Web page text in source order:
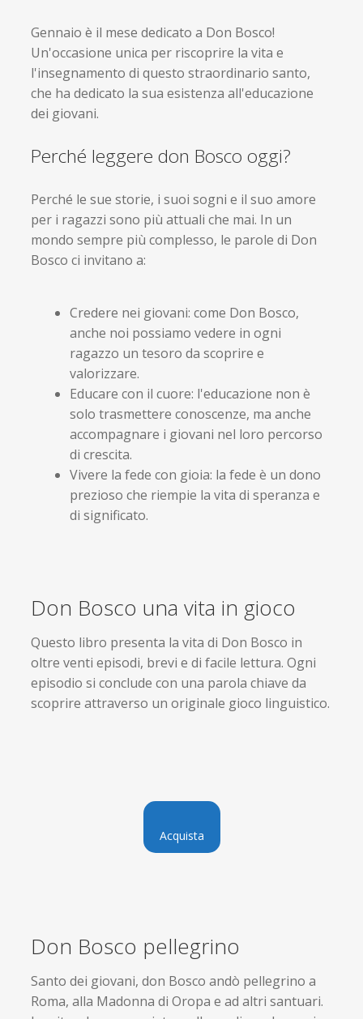
Gennaio è il mese dedicato a Don Bosco!
Un'occasione unica per riscoprire la vita e
l'insegnamento di questo straordinario santo,
che ha dedicato la sua esistenza all'educazione
dei giovani.
Perché leggere don Bosco oggi?
Perché le sue storie, i suoi sogni e il suo amore
per i ragazzi sono più attuali che mai. In un
mondo sempre più complesso, le parole di Don
Bosco ci invitano a:
Credere nei giovani: come Don Bosco,
anche noi possiamo vedere in ogni
ragazzo un tesoro da scoprire e
valorizzare.
Educare con il cuore: l'educazione non è
solo trasmettere conoscenze, ma anche
accompagnare i giovani nel loro percorso
di crescita.
Vivere la fede con gioia: la fede è un dono
prezioso che riempie la vita di speranza e
di significato.
Don Bosco una vita in gioco
Questo libro presenta la vita di Don Bosco in
oltre venti episodi, brevi e di facile lettura. Ogni
episodio si conclude con una parola chiave da
scoprire attraverso un originale gioco linguistico.
Acquista
Don Bosco pellegrino
Santo dei giovani, don Bosco andò pellegrino a
Roma, alla Madonna di Oropa e ad altri santuari.